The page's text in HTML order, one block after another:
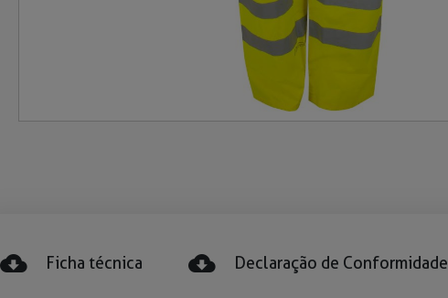
Ficha técnica Declaração de Conformidade